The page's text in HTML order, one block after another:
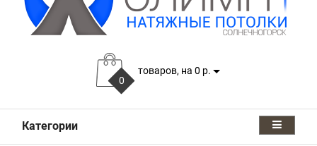
0
товаров, на 0 р.
Категории